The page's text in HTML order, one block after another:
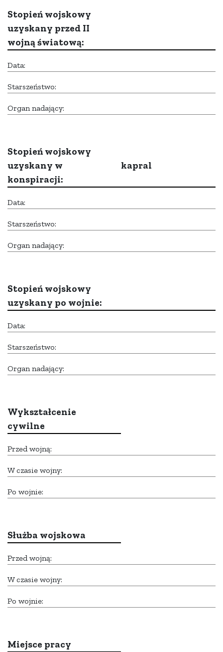
Stopień wojskowy
uzyskany przed II
wojną światową:
Data:
Starszeństwo:
Organ nadający:
Stopień wojskowy
uzyskany w
konspiracji:
kapral
Data:
Starszeństwo:
Organ nadający:
Stopień wojskowy
uzyskany po wojnie:
Data:
Starszeństwo:
Organ nadający:
Wykształcenie
cywilne
Przed wojną:
W czasie wojny:
Po wojnie:
Służba wojskowa
Przed wojną:
W czasie wojny:
Po wojnie:
Miejsce pracy